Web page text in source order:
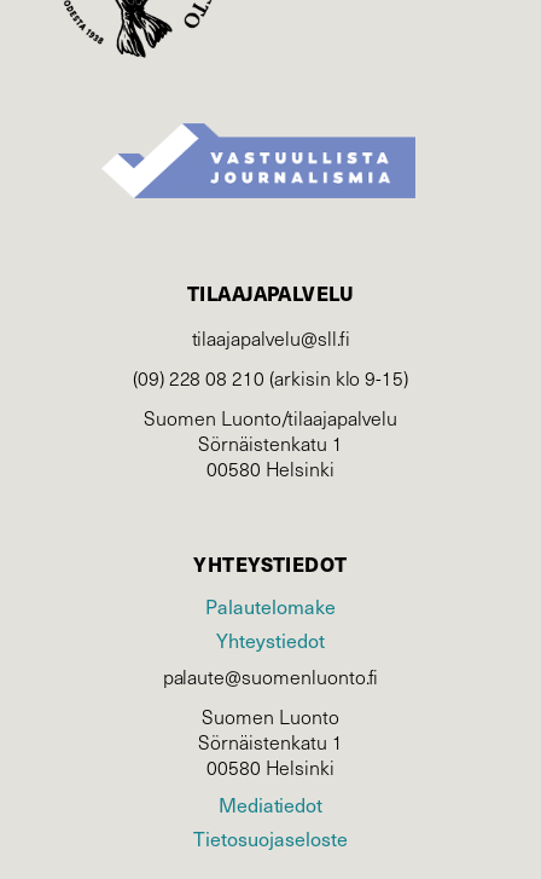
TILAAJAPALVELU
tilaajapalvelu@sll.fi
(09) 228 08 210 (arkisin klo 9-15)
Suomen Luonto/tilaajapalvelu
Sörnäistenkatu 1
00580 Helsinki
YHTEYSTIEDOT
Palautelomake
Yhteystiedot
palaute@suomenluonto.fi
Suomen Luonto
Sörnäistenkatu 1
00580 Helsinki
Mediatiedot
Tietosuojaseloste